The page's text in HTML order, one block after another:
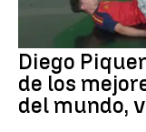
Diego
de los
del mundo,